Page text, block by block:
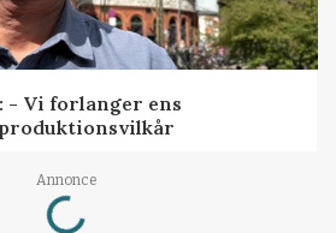
Vi forlanger ens
Annonce
Loading...